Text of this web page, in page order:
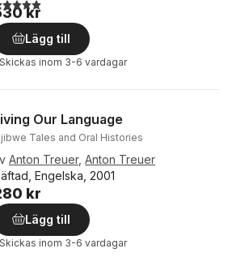
kr
Lägg till
Skickas inom 3-6 vardagar
Our Language
Tales and Oral Histories
Anton Treuer, Anton Treuer
Engelska, 2001
kr
Lägg till
Skickas inom 3-6 vardagar